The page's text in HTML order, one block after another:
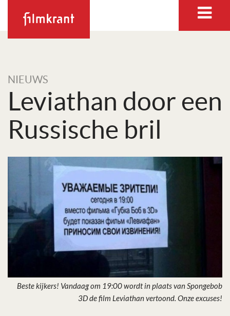
NIEUWS
Leviathan door een
Russische bril
Beste kijkers! Vandaag om 19:00 wordt in plaats van Spongebob
3D de film Leviathan vertoond. Onze excuses!